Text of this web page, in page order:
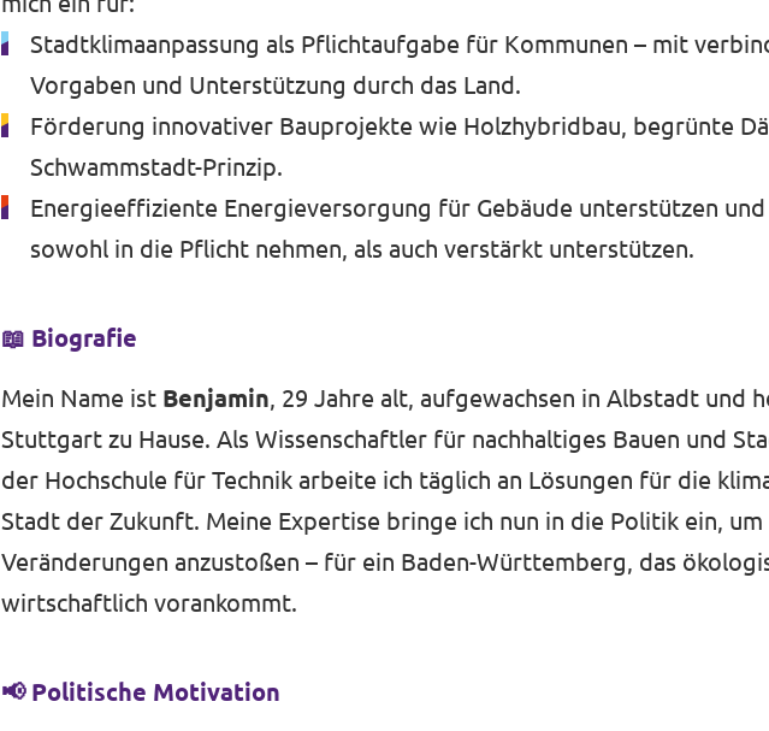
Stadtklimaanpassung als Pflichtaufgabe für Kommunen – mit
Vorgaben und Unterstützung durch das Land.
Förderung innovativer Bauprojekte wie Holzhybridbau, begrünte
Schwammstadt-Prinzip.
Energieeffiziente Energieversorgung für Gebäude unterstützen
sowohl in die Pflicht nehmen, als auch verstärkt unterstützen.
📖 Biografie
Mein Name ist Benjamin, 29 Jahre alt, aufgewachsen in Albstadt und
Stuttgart zu Hause. Als Wissenschaftler für nachhaltiges Bauen und
der Hochschule für Technik arbeite ich täglich an Lösungen für die
Stadt der Zukunft. Meine Expertise bringe ich nun in die Politik ein,
Veränderungen anzustoßen – für ein Baden-Württemberg, das
wirtschaftlich vorankommt.
📢 Politische Motivation